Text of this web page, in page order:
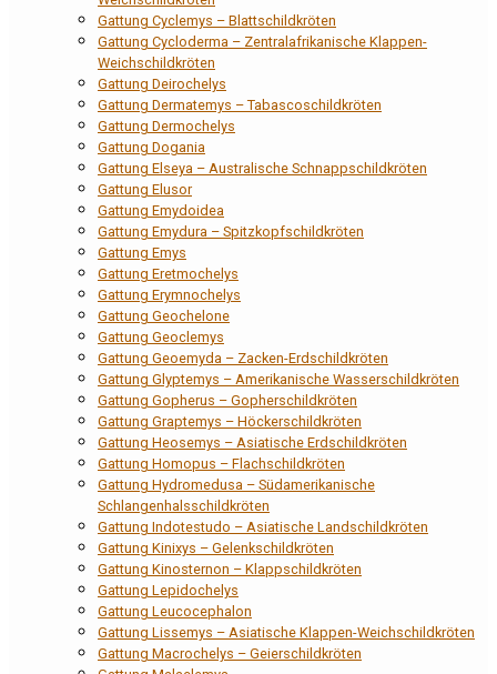
Gattung Cyclemys – Blattschildkröten
Gattung Cycloderma – Zentralafrikanische Klappen-
Weichschildkröten
Gattung Deirochelys
Gattung Dermatemys – Tabascoschildkröten
Gattung Dermochelys
Gattung Dogania
Gattung Elseya – Australische Schnappschildkröten
Gattung Elusor
Gattung Emydoidea
Gattung Emydura – Spitzkopfschildkröten
Gattung Emys
Gattung Eretmochelys
Gattung Erymnochelys
Gattung Geochelone
Gattung Geoclemys
Gattung Geoemyda – Zacken-Erdschildkröten
Gattung Glyptemys – Amerikanische Wasserschildkröten
Gattung Gopherus – Gopherschildkröten
Gattung Graptemys – Höckerschildkröten
Gattung Heosemys – Asiatische Erdschildkröten
Gattung Homopus – Flachschildkröten
Gattung Hydromedusa – Südamerikanische
Schlangenhalsschildkröten
Gattung Indotestudo – Asiatische Landschildkröten
Gattung Kinixys – Gelenkschildkröten
Gattung Kinosternon – Klappschildkröten
Gattung Lepidochelys
Gattung Leucocephalon
Gattung Lissemys – Asiatische Klappen-Weichschildkröten
Gattung Macrochelys – Geierschildkröten